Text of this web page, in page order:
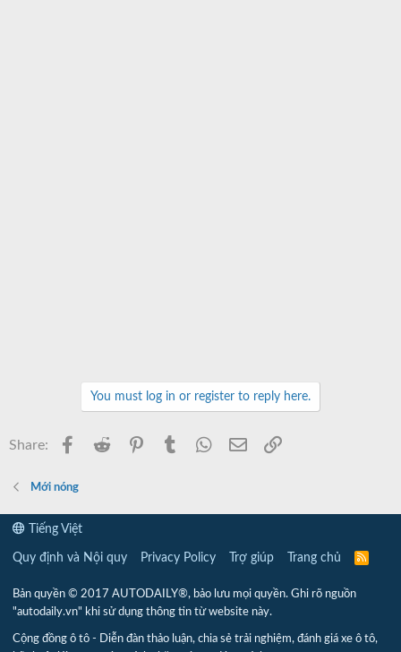
You must log in or register to reply here.
Share: Facebook
Reddit PinterestTumblr WhatsApp
Email
Mới nóng
Tiếng Việt
Quy định và Nội quy Privacy Policy Trợ giúp Trang chủ
R
Bản quyền © 2017 AUTODAILY®, bảo lưu mọi quyền. Ghi rõ nguồn
"autodaily.vn" khi sử dụng thông tin từ website này.
Cộng đồng ô tô - Diễn đàn thảo luận, chia sẻ trải nghiệm, đánh giá xe ô tô,